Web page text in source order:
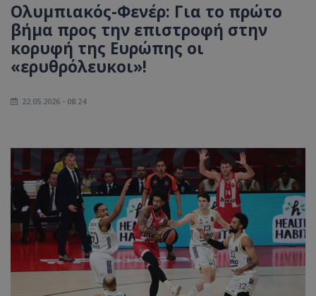
Ολυμπιακός-Φενέρ: Για το πρώτο
βήμα προς την επιστροφή στην
κορυφή της Ευρώπης οι
«ερυθρόλευκοι»!
22.05.2026 - 08:24